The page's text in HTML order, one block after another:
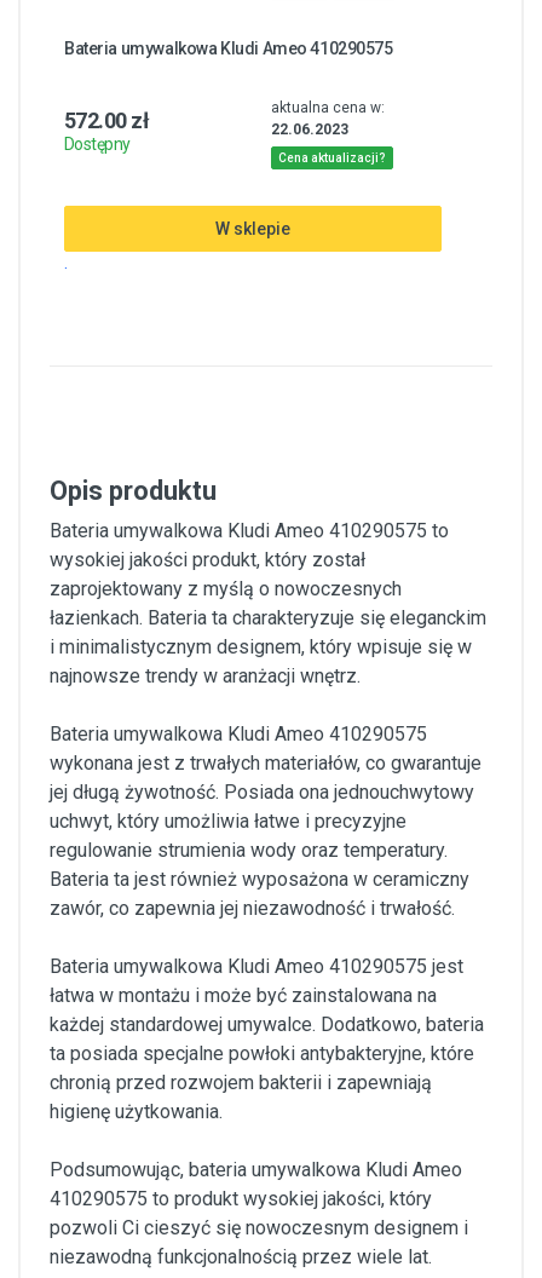
Bateria umywalkowa Kludi Ameo 410290575
572.00 zł
Dostępny
aktualna cena w:
22.06.2023
Cena aktualizacji?
W sklepie
.
Opis produktu
Bateria umywalkowa Kludi Ameo 410290575 to
wysokiej jakości produkt, który został
zaprojektowany z myślą o nowoczesnych
łazienkach. Bateria ta charakteryzuje się eleganckim
i minimalistycznym designem, który wpisuje się w
najnowsze trendy w aranżacji wnętrz.
Bateria umywalkowa Kludi Ameo 410290575
wykonana jest z trwałych materiałów, co gwarantuje
jej długą żywotność. Posiada ona jednouchwytowy
uchwyt, który umożliwia łatwe i precyzyjne
regulowanie strumienia wody oraz temperatury.
Bateria ta jest również wyposażona w ceramiczny
zawór, co zapewnia jej niezawodność i trwałość.
Bateria umywalkowa Kludi Ameo 410290575 jest
łatwa w montażu i może być zainstalowana na
każdej standardowej umywalce. Dodatkowo, bateria
ta posiada specjalne powłoki antybakteryjne, które
chronią przed rozwojem bakterii i zapewniają
higienę użytkowania.
Podsumowując, bateria umywalkowa Kludi Ameo
410290575 to produkt wysokiej jakości, który
pozwoli Ci cieszyć się nowoczesnym designem i
niezawodną funkcjonalnością przez wiele lat.